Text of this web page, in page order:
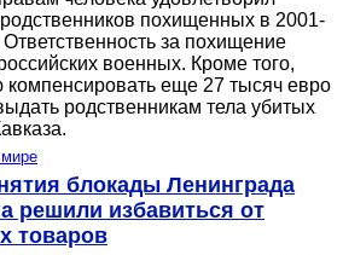
похищенных в 2001-
за похищение
военных. Кроме того,
еще 27 тысяч евро
родственникам тела убитых
блокады Ленинграда
решили избавиться от
товаров